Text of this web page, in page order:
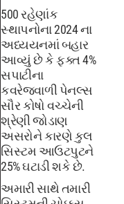
500 રહેણાંક
સ્થાપનોના 2024 ના
અધ્યયનમાં બહાર
આવ્યું છે કે ફક્ત 4%
સપાટીના
કવરેજવાળી પેનલ્સ
સૌર કોષો વચ્ચેની
શ્રેણી જોડાણ
અસરોને કારણે કુલ
સિસ્ટમ આઉટપુટને
25% ઘટાડી શકે છે.
અમારી સાથે તમારી